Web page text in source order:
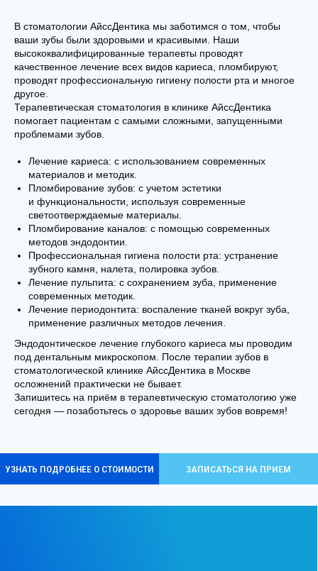
В стоматологии АйссДентика мы заботимся о том, чтобы
ваши зубы были здоровыми и красивыми. Наши
высококвалифицированные терапевты проводят
качественное лечение всех видов кариеса, пломбируют,
проводят профессиональную гигиену полости рта и многое
другое.
Терапевтическая стоматология в клинике АйссДентика
помогает пациентам с самыми сложными, запущенными
проблемами зубов.
Лечение кариеса: с использованием современных
материалов и методик.
Пломбирование зубов: с учетом эстетики
и функциональности, используя современные
светоотверждаемые материалы.
Пломбирование каналов: с помощью современных
методов эндодонтии.
Профессиональная гигиена полости рта: устранение
зубного камня, налета, полировка зубов.
Лечение пульпита: с сохранением зуба, применение
современных методик.
Лечение периодонтита: воспаление тканей вокруг зуба,
применение различных методов лечения.
Эндодонтическое лечение глубокого кариеса мы проводим
под дентальным микроскопом. После терапии зубов в
стоматологической клинике АйссДентика в Москве
осложнений практически не бывает.
Запишитесь на приём в терапевтическую стоматологию уже
сегодня — позаботьтесь о здоровье ваших зубов вовремя!
Запишитесь на консультацию и позвольте нашим
профессионалам помочь вам стать обладателем
здоровой и красивой улыбки.
Ваше имя*
+7
Email
Я даюсогласие на обработку персональных
Даюсогласие на рекламно-информационную
рассылку
ПЕРЕЗВОНИТЕ МНЕ
Контакты